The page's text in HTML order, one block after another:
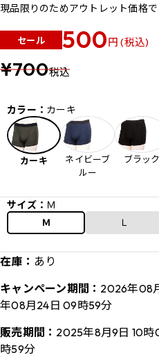
現品限りのためアウトレット価格
セール 500円 (税込)
¥700税込
カラー： カーキ
カーキ
ネイビーブ
ルー
ブラック
サイズ： Ｍ
Ｍ Ｌ
在庫： あり
キャンペーン期間： 2026年08
年08月24日 09時59分
販売期間： 2025年8月9日 10
時59分